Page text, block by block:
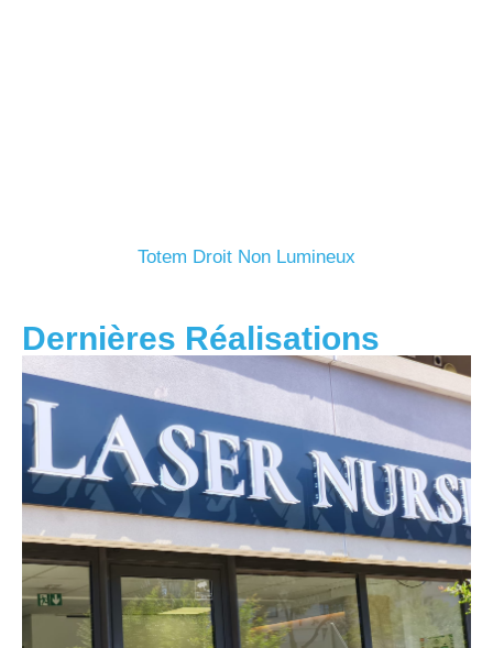
Totem Droit Non Lumineux
Dernières Réalisations